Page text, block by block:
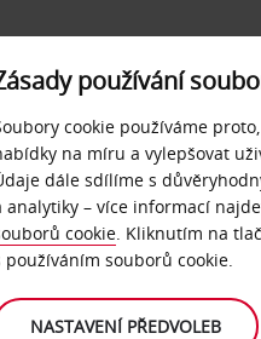
NAŠE SLUŽBY FIREMNÍ
používání
cookie používáme
na míru a vylepšovat
dále sdílíme s
analytiky – více informací
cookie. Kliknutím na
používáním souborů cookie.
NASTAVENÍ PŘEDVOLEB